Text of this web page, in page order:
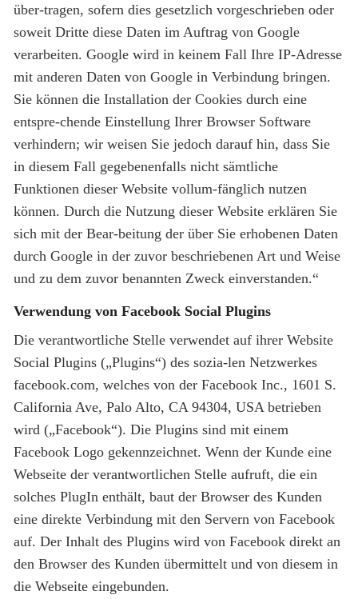
über-tragen, sofern dies gesetzlich vorgeschrieben oder
soweit Dritte diese Daten im Auftrag von Google
verarbeiten. Google wird in keinem Fall Ihre IP-Adresse
mit anderen Daten von Google in Verbindung bringen.
Sie können die Installation der Cookies durch eine
entspre-chende Einstellung Ihrer Browser Software
verhindern; wir weisen Sie jedoch darauf hin, dass Sie
in diesem Fall gegebenenfalls nicht sämtliche
Funktionen dieser Website vollum-fänglich nutzen
können. Durch die Nutzung dieser Website erklären Sie
sich mit der Bear-beitung der über Sie erhobenen Daten
durch Google in der zuvor beschriebenen Art und Weise
und zu dem zuvor benannten Zweck einverstanden.“
Verwendung von Facebook Social Plugins
Die verantwortliche Stelle verwendet auf ihrer Website
Social Plugins („Plugins“) des sozia-len Netzwerkes
facebook.com, welches von der Facebook Inc., 1601 S.
California Ave, Palo Alto, CA 94304, USA betrieben
wird („Facebook“). Die Plugins sind mit einem
Facebook Logo gekennzeichnet. Wenn der Kunde eine
Webseite der verantwortlichen Stelle aufruft, die ein
solches PlugIn enthält, baut der Browser des Kunden
eine direkte Verbindung mit den Servern von Facebook
auf. Der Inhalt des Plugins wird von Facebook direkt an
den Browser des Kunden übermittelt und von diesem in
die Webseite eingebunden.